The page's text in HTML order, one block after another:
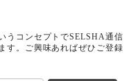
うコンセプトでSELSHA通信
す。ご興味あればぜひご登録